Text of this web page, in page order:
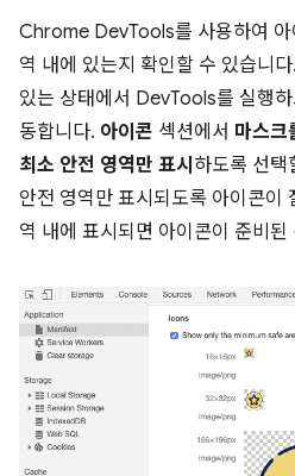
Chrome DevTools를 사용하여 아
역 내에 있는지 확인할 수 있습니
있는 상태에서 DevTools를 실행
동합니다. 아이콘 섹션에서 마스크
최소 안전 영역만 표시 하도록 선택
안전 영역만 표시되도록 아이콘이
역 내에 표시되면 아이콘이 준비된